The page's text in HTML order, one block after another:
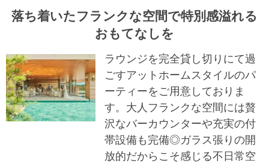
落ち着いたフランクな空間で特別感溢れる
おもてなしを
ラウンジを完全貸し切りにて過
ごすアットホームスタイルのパ
ーティーをご用意しておりま
す。大人フランクな空間には贅
沢なバーカウンターや充実の付
帯設備も完備◎ガラス張りの開
放的だからこそ感じる不日常空